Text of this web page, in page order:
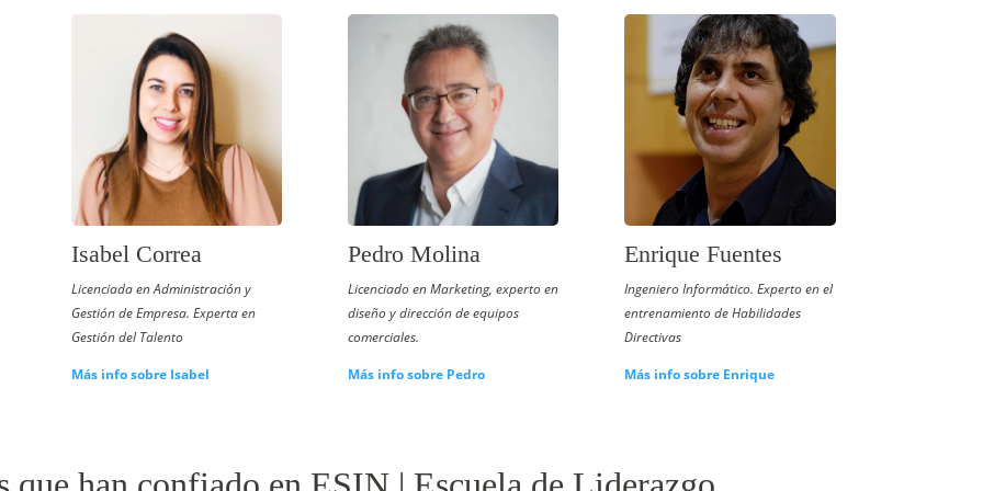
Isabel Correa
Licenciada en Administración y
Gestión de Empresa. Experta en
Gestión del Talento
Más info sobre Isabel
Pedro Molina
Licenciado en Marketing, experto en
diseño y dirección de equipos
comerciales.
Más info sobre Pedro
Enrique Fuentes
Ingeniero Informático. Experto en el
entrenamiento de Habilidades
Directivas
Más info sobre Enrique